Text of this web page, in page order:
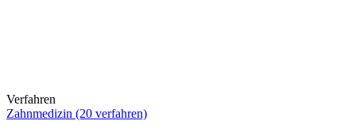
Verfahren
Zahnmedizin (20 verfahren)